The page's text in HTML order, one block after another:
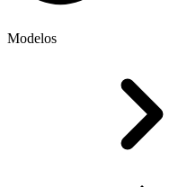
Modelos